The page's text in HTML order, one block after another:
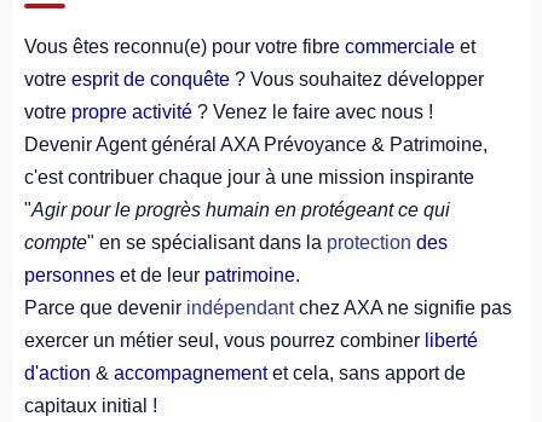
Vous êtes reconnu(e) pour votre fibre commerciale et
votre esprit de conquête ? Vous souhaitez développer
votre propre activité ? Venez le faire avec nous !
Devenir Agent général AXA Prévoyance & Patrimoine,
c'est contribuer chaque jour à une mission inspirante
"Agir pour le progrès humain en protégeant ce qui
compte" en se spécialisant dans la protection des
personnes et de leur patrimoine.
Parce que devenir indépendantchez AXA ne signifie pas
exercer un métier seul, vous pourrez combiner liberté
d'action & accompagnementet cela, sans apport de
capitaux initial !